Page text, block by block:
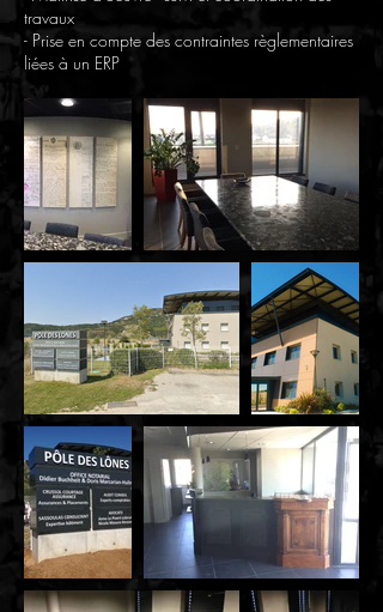
travaux
- Prise en compte des contraintes règlementaires
liées à un ERP